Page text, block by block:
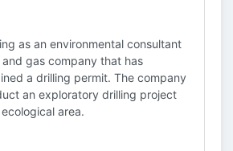
as an environmental consultant
and gas company that has
a drilling permit. The company
an exploratory drilling project
area.